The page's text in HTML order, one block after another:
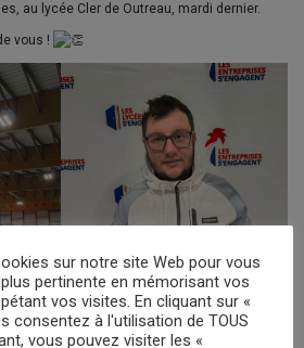
au lycée Cler de Outreau, mardi dernier.
vous !
sur notre site Web pour vous
pertinente en mémorisant vos
vos visites. En cliquant sur «
consentez à l'utilisation de TOUS
vous pouvez visiter les «